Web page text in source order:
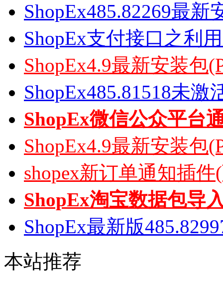
ShopEx485.82269最新
ShopEx支付接口之利
ShopEx4.9最新安装包
ShopEx485.81518未激
ShopEx微信公众平台
ShopEx4.9最新安装包
shopex新订单通知插件
ShopEx淘宝数据包导
ShopEx最新版
本站推荐